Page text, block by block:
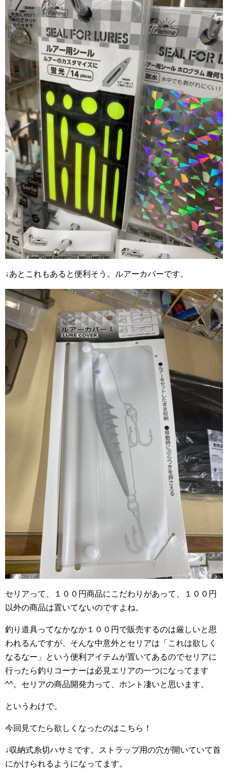
↓あとこれもあると便利そう。ルアーカバーです。
セリアって、１００円商品にこだわりがあって、１００円
以外の商品は置いてないのですよね。
釣り道具ってなかなか１００円で販売するのは厳しいと思
われるんですが、そんな中意外とセリアは「これは欲しく
なるなー」という便利アイテムが置いてあるのでセリアに
行ったら釣りコーナーは必見エリアの一つになってます
^^。セリアの商品開発力って、ホント凄いと思います。
というわけで。
今回見てたら欲しくなったのはこちら！
↓収納式糸切ハサミです。ストラップ用の穴が開いていて首
にかけられるようになってます。